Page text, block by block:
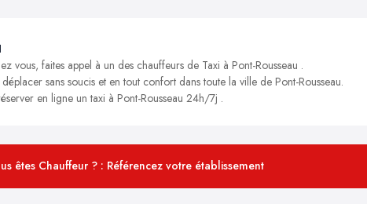
vous, faites appel à un des chauffeurs de Taxi à Pont-Rousseau .
sans soucis et en tout confort dans toute la ville de Pont-Rousseau.
en ligne un taxi à Pont-Rousseau 24h/7j .
êtes Chauffeur ? : Référencez votre établissement